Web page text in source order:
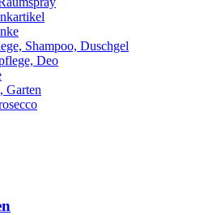
Shampoo, Duschgel
Deo
Garten